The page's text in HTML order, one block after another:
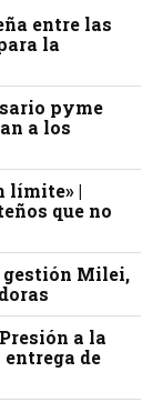
entre las
la
pyme
a los
límite» |
que no
gestión Milei,
a la
de